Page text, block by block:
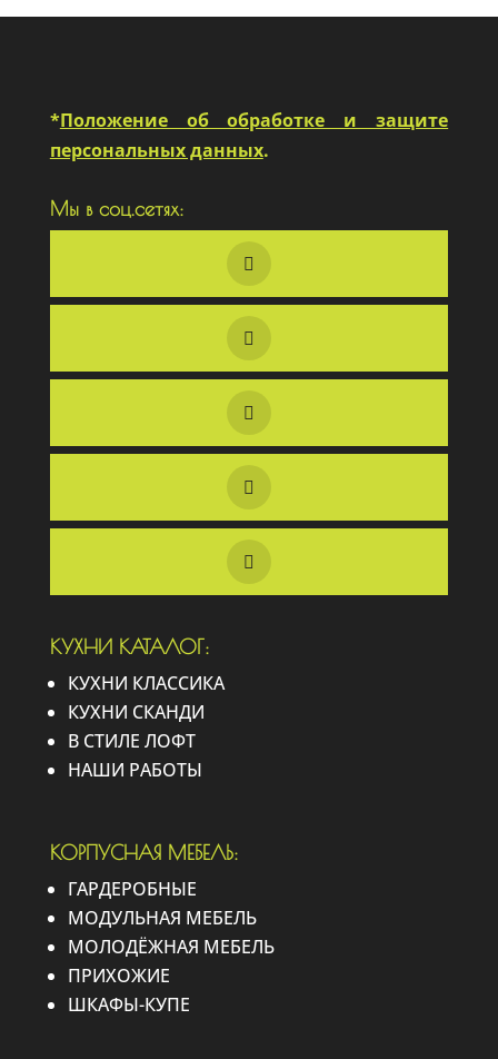
*Положение об обработке и защите
персональных данных.
Мы в соц.сетях:
КУХНИ КАТАЛОГ:
КУХНИ КЛАССИКА
КУХНИ СКАНДИ
В СТИЛЕ ЛОФТ
НАШИ РАБОТЫ
КОРПУСНАЯ МЕБЕЛЬ:
ГАРДЕРОБНЫЕ
МОДУЛЬНАЯ МЕБЕЛЬ
МОЛОДЁЖНАЯ МЕБЕЛЬ
ПРИХОЖИЕ
ШКАФЫ-КУПЕ